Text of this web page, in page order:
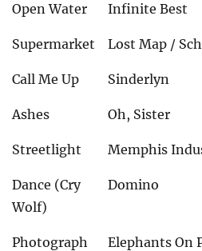
Open Water Infinite Best
Supermarket Lost Map /
Call Me Up Sinderlyn
Ashes Oh, Sister
Streetlight Memphis
Dance (Cry
Wolf)
Domino
Photograph Elephants On